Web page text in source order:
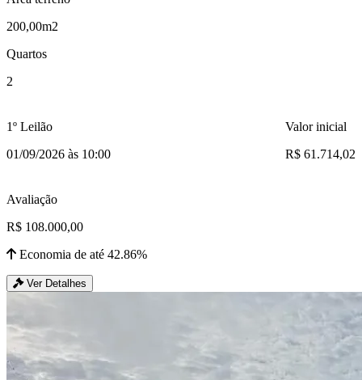
200,00m2
Quartos
2
1º Leilão
01/09/2026 às 10:00
Valor inicial
R$ 61.714,02
Avaliação
R$ 108.000,00
Economia de até 42.86%
Ver Detalhes